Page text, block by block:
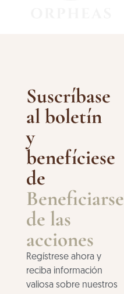
Suscríbase
al boletín
y
benefíciese
de
Beneficiarse
de las
acciones
Regístrese ahora y
reciba información
valiosa sobre nuestros